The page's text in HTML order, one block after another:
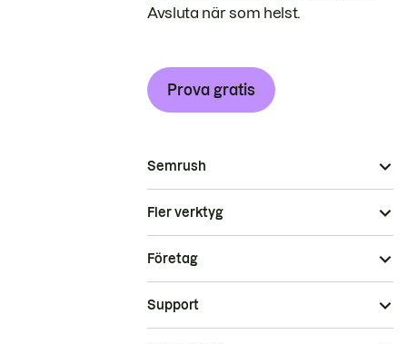
Avsluta när som helst.
Prova gratis
Semrush
Fler verktyg
Företag
Support